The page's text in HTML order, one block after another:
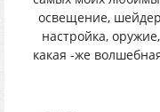
освещение,
настройка,
какая -же